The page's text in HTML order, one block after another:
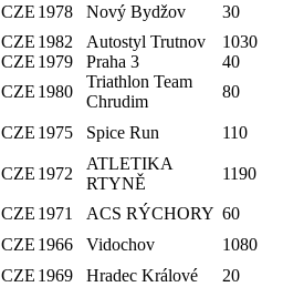
CZE 1978 Nový Bydžov
30
CZE 1982 Autostyl Trutnov
1030
CZE 1979 Praha 3
40
CZE 1980
Triathlon Team
Chrudim
80
CZE 1975 Spice Run 110
CZE 1972
ATLETIKA
RTYNĚ
1190
CZE 1971 ACS RÝCHORY 60
CZE 1966 Vidochov
1080
CZE 1969 Hradec Králové 20